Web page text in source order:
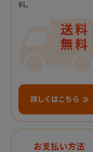
料。
詳しくはこちら
お支払い方法